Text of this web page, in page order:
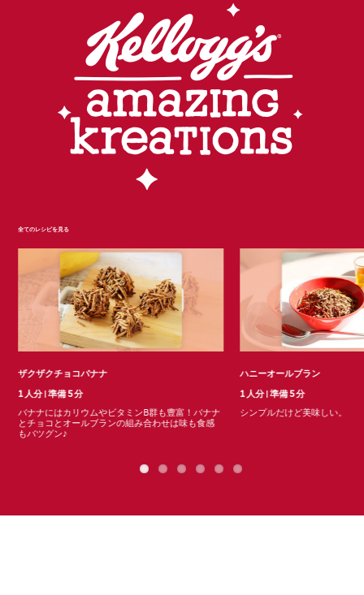
全てのレシピを見る
ザクザクチョコバナナ
1 人分|準備 5 分
バナナにはカリウムやビタミンB群も豊富！バナナ
とチョコとオールブランの組み合わせは味も食感
もバツグン♪
ハニーオールブラン
1 人分|準備 5 分
シンプルだけど美味しい。